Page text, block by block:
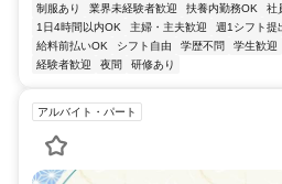
制服あり 業界未経験者歓迎 扶養内勤務OK 社
1日4時間以内OK
主婦・主夫歓迎 週1シフト提
給料前払いOK
シフト自由 学歴不問 学生歓迎
経験者歓迎
夜間 研修あり
アルバイト・パート